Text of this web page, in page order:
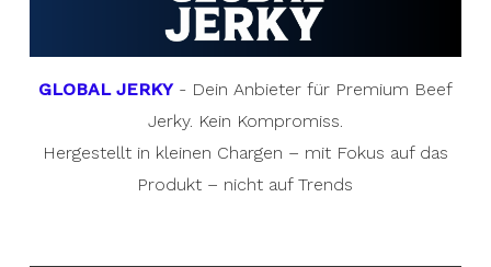
GLOBAL JERKY- Dein Anbieter für Premium Beef
Jerky. Kein Kompromiss.
Hergestellt in kleinen Chargen – mit Fokus auf das
Produkt – nicht auf Trends